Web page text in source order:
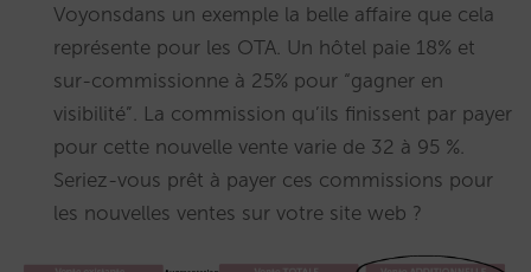
Voyonsdans un exemple la belle affaire que cela
représente pour les OTA. Un hôtel paie 18% et
sur-commissionne à 25% pour “gagner en
visibilité”. La commission qu’ils finissent par payer
pour cette nouvelle vente varie de 32 à 95 %.
Seriez-vous prêt à payer ces commissions pour
les nouvelles ventes sur votre site web ?